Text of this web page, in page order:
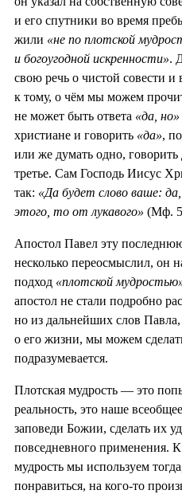
и его спутники во время
жили «не по плотской
и богоугодной искренности».
свою речь о чистой совести
к тому, о чём мы можем
не может быть ответа «да, но»
христиане и говорить «да»,
или же думать одно, говорить
третье. Сам Господь Иисус
так: «Да будет слово ваше:
этого, то от лукавого» (Мф.
Апостол Павел эту
несколько переосмыслил, он
подход «плотской
апостол не стали подробно
но из дальнейших слов
о его жизни, мы можем
подразумевается.
Плотская мудрость — это
реальность, это наше
заповеди Божии, сделать их
повседневного применения.
мудрость мы используем
понравиться, на кого-то